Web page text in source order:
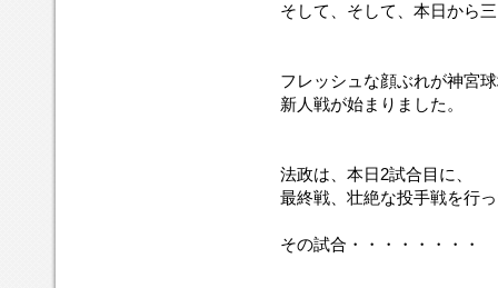
そして、そして、本日から
フレッシュな顔ぶれが神宮
新人戦が始まりました。
法政は、本日2試合目に、
最終戦、壮絶な投手戦を行
その試合・・・・・・・・